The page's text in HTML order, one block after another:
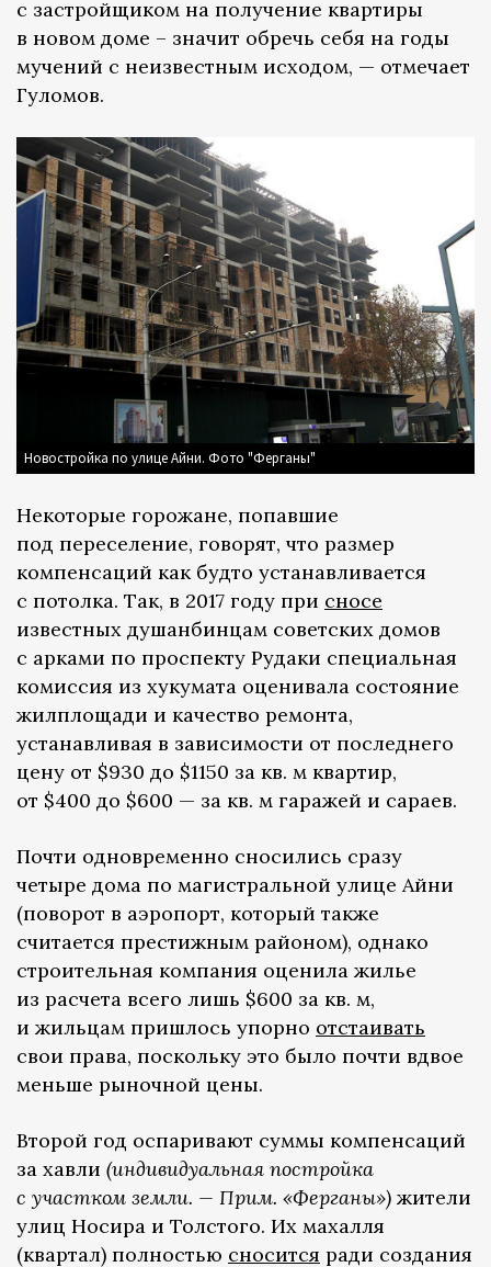
с застройщиком на получение квартиры
в новом доме – значит обречь себя на годы
мучений с неизвестным исходом, — отмечает
Гуломов.
Новостройка по улице Айни. Фото "Ферганы"
Некоторые горожане, попавшие
под переселение, говорят, что размер
компенсаций как будто устанавливается
с потолка. Так, в 2017 году при сносе
известных душанбинцам советских домов
с арками по проспекту Рудаки специальная
комиссия из хукумата оценивала состояние
жилплощади и качество ремонта,
устанавливая в зависимости от последнего
цену от $930 до $1150 за кв. м квартир,
от $400 до $600 — за кв. м гаражей и сараев.
Почти одновременно сносились сразу
четыре дома по магистральной улице Айни
(поворот в аэропорт, который также
считается престижным районом), однако
строительная компания оценила жилье
из расчета всего лишь $600 за кв. м,
и жильцам пришлось упорно отстаивать
свои права, поскольку это было почти вдвое
меньше рыночной цены.
Второй год оспаривают суммы компенсаций
за хавли (индивидуальная постройка
с участком земли. — Прим. «Ферганы») жители
улиц Носира и Толстого. Их махалля
(квартал) полностью сносится ради создания